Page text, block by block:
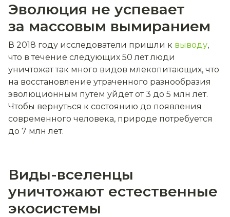
Эволюция не успевает
за массовым вымиранием
В 2018 году исследователи пришли к выводу,
что в течение следующих 50 лет люди
уничтожат так много видов млекопитающих, что
на восстановление утраченного разнообразия
эволюционным путем уйдет от 3 до 5 млн лет.
Чтобы вернуться к состоянию до появления
современного человека, природе потребуется
до 7 млн лет.
Виды-вселенцы
уничтожают естественные
экосистемы